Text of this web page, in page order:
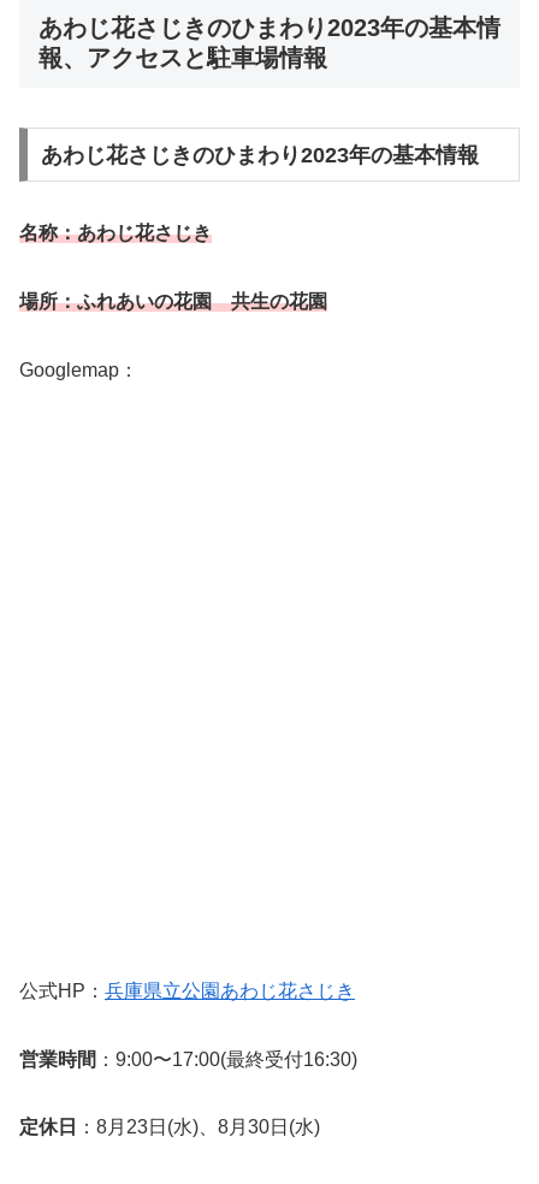
あわじ花さじきのひまわり2023年の基本情
報、アクセスと駐車場情報
あわじ花さじきのひまわり2023年の基本情報
名称：あわじ花さじき
場所：ふれあいの花園 共生の花園
Googlemap：
公式HP： 兵庫県立公園あわじ花さじき
営業時間 ：9:00〜17:00(最終受付16:30)
定休日 ：8月23日(水)、8月30日(水)